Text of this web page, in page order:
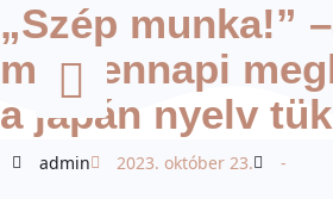
„Szép munka!”
mindennapi
a japán nyelv
admin 2023. október 23. -